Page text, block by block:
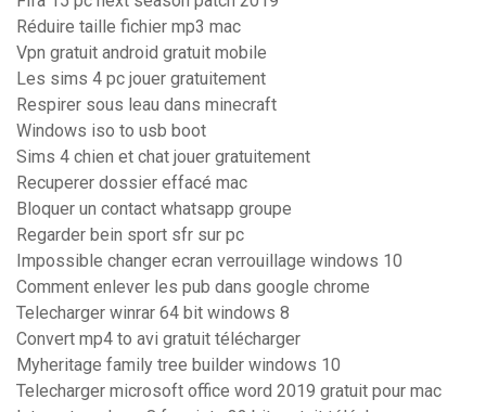
Réduire taille fichier mp3 mac
Vpn gratuit android gratuit mobile
Les sims 4 pc jouer gratuitement
Respirer sous leau dans minecraft
Windows iso to usb boot
Sims 4 chien et chat jouer gratuitement
Recuperer dossier effacé mac
Bloquer un contact whatsapp groupe
Regarder bein sport sfr sur pc
Impossible changer ecran verrouillage windows 10
Comment enlever les pub dans google chrome
Telecharger winrar 64 bit windows 8
Convert mp4 to avi gratuit télécharger
Myheritage family tree builder windows 10
Telecharger microsoft office word 2019 gratuit pour mac